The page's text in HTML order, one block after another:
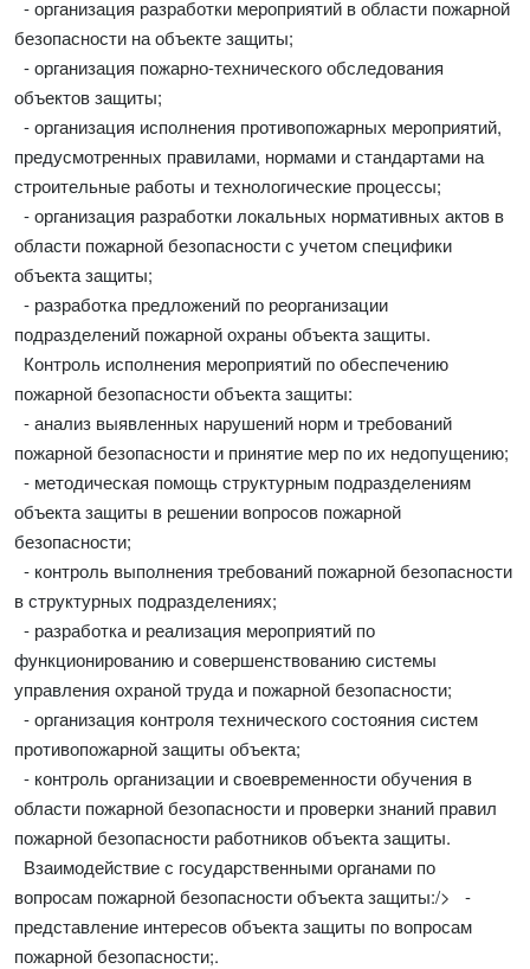
- организация разработки мероприятий в области пожарной
безопасности на объекте защиты;
- организация пожарно-технического обследования
объектов защиты;
- организация исполнения противопожарных мероприятий,
предусмотренных правилами, нормами и стандартами на
строительные работы и технологические процессы;
- организация разработки локальных нормативных актов в
области пожарной безопасности с учетом специфики
объекта защиты;
- разработка предложений по реорганизации
подразделений пожарной охраны объекта защиты.
Контроль исполнения мероприятий по обеспечению
пожарной безопасности объекта защиты:
- анализ выявленных нарушений норм и требований
пожарной безопасности и принятие мер по их недопущению;
- методическая помощь структурным подразделениям
объекта защиты в решении вопросов пожарной
безопасности;
- контроль выполнения требований пожарной безопасности
в структурных подразделениях;
- разработка и реализация мероприятий по
функционированию и совершенствованию системы
управления охраной труда и пожарной безопасности;
- организация контроля технического состояния систем
противопожарной защиты объекта;
- контроль организации и своевременности обучения в
области пожарной безопасности и проверки знаний правил
пожарной безопасности работников объекта защиты.
Взаимодействие с государственными органами по
вопросам пожарной безопасности объекта защиты:/> -
представление интересов объекта защиты по вопросам
пожарной безопасности;.